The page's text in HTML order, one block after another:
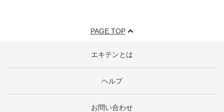
PAGE TOP
エキテンとは
ヘルプ
お問い合わせ